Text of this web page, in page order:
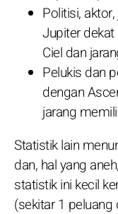
Politisi,
Jupiter
Ciel dan
Pelukis dan
dengan
jarang
Statistik lain
dan, hal yang
statistik ini kecil
(sekitar 1